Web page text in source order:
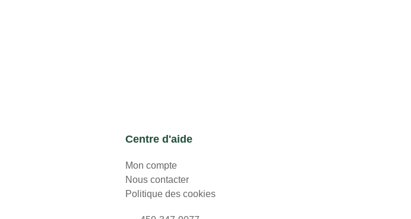
Centre d'aide
Mon compte
Nous contacter
Politique des cookies